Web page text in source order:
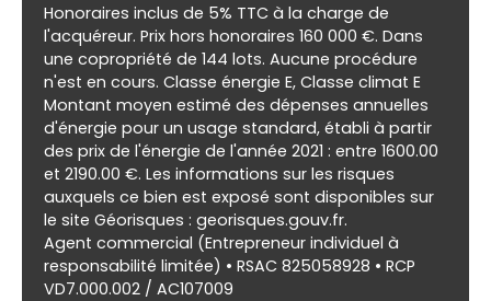
Honoraires inclus de 5% TTC à la charge de
l'acquéreur. Prix hors honoraires 160 000 €. Dans
une copropriété de 144 lots. Aucune procédure
n'est en cours. Classe énergie E, Classe climat E
Montant moyen estimé des dépenses annuelles
d'énergie pour un usage standard, établi à partir
des prix de l'énergie de l'année 2021 : entre 1600.00
et 2190.00 €. Les informations sur les risques
auxquels ce bien est exposé sont disponibles sur
le site Géorisques : georisques.gouv.fr.
Agent commercial (Entrepreneur individuel à
responsabilité limitée) • RSAC 825058928 • RCP
VD7.000.002 / AC107009